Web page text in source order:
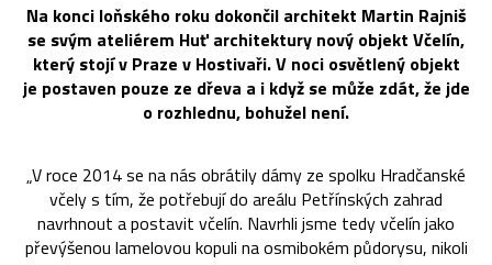
Na konci loňského roku dokončil architekt Martin Rajniš
se svým ateliérem Huť architektury nový objekt Včelín,
který stojí v Praze v Hostivaři. V noci osvětlený objekt
je postaven pouze ze dřeva a i když se může zdát, že jde
o rozhlednu, bohužel není.
„V roce 2014 se na nás obrátily dámy ze spolku Hradčanské
včely s tím, že potřebují do areálu Petřínských zahrad
navrhnout a postavit včelín. Navrhli jsme tedy včelín jako
převýšenou lamelovou kopuli na osmibokém půdorysu, nikoli